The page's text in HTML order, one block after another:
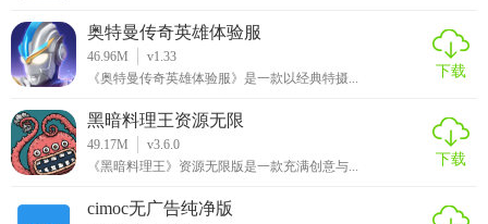
奥特曼传奇英雄体验服
46.96M
v1.33
《奥特曼传奇英雄体验服》是一款以经典特摄...
下载
黑暗料理王资源无限
49.17M
v3.6.0
《黑暗料理王》资源无限版是一款充满创意与...
下载
cimoc无广告纯净版